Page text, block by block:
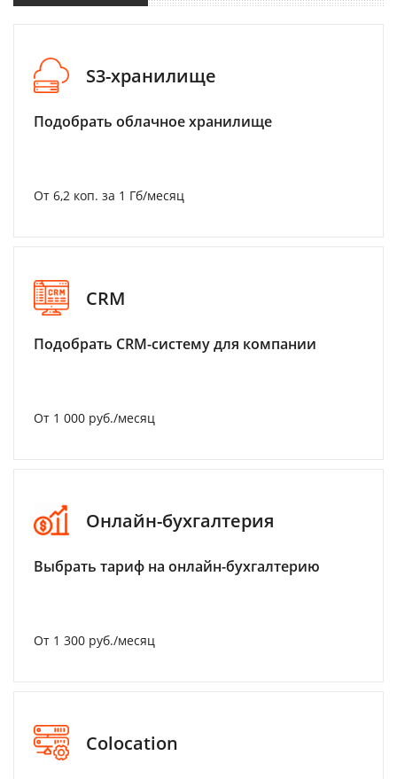
S3-хранилище
Подобрать облачное хранилище
От 6,2 коп. за 1 Гб/месяц
CRM
Подобрать CRM-систему для компании
От 1 000 руб./месяц
Онлайн-бухгалтерия
Выбрать тариф на онлайн-бухгалтерию
От 1 300 руб./месяц
Colocation